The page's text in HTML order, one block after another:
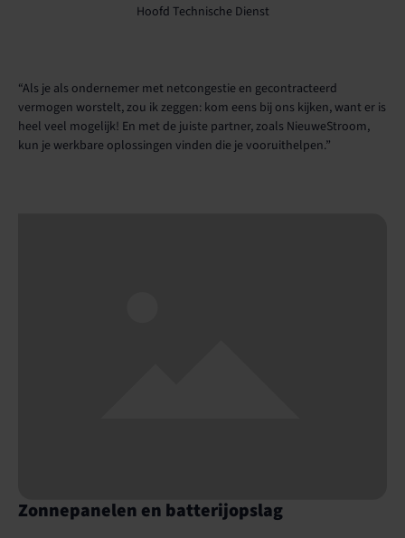
Hoofd Technische Dienst
“Als je als ondernemer met netcongestie en gecontracteerd
vermogen worstelt, zou ik zeggen: kom eens bij ons kijken, want er is
heel veel mogelijk! En met de juiste partner, zoals NieuweStroom,
kun je werkbare oplossingen vinden die je vooruithelpen.”
Zonnepanelen en batterijopslag